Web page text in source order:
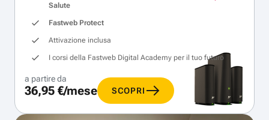
Salute
Fastweb Protect
Attivazione inclusa
I corsi della Fastweb Digital Academy per il tuo futuro
a partire da
36,95 €/mese SCOPRI